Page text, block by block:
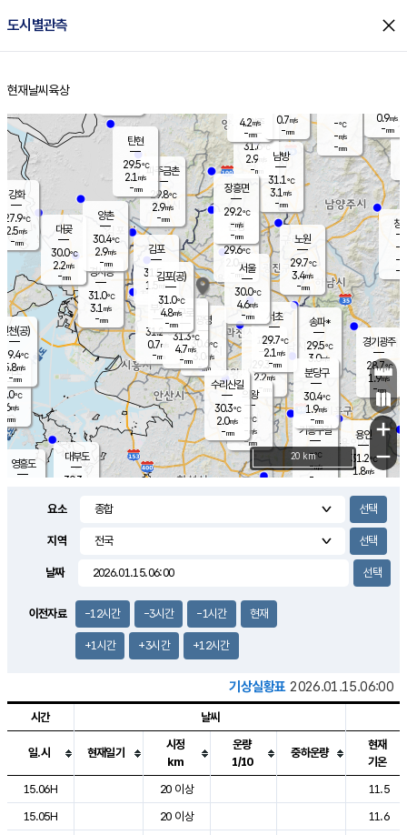
도시별관측 close
홈
현재날씨 육상
의도
℃
m/s
mm
영흥도
양주
31.6℃
2.9
-mm
과천
29.3℃
2.2m/s
- mm
용인
31.2℃
1.8m/s
경기광주
28.7℃
1.9m/s
-mm
3.5m/s
대부도
30.3
경서동
31.0℃
3.1 m/s
-mm
파주금촌
29.8℃
2.9m/s
-mm
-℃
-m/s
-mm
대곶
30.0℃
2.2m/s
-mm
창
-
-m/
-
탄현
29.5℃
2.1 m/s
-mm
0.9m/s
-mm
의왕
- ℃
-m/s
-mm
김포
31.5℃
1.5 m/s
mm
광명
30.6 ℃
3.0 m/s
-mm
부천
31.2℃
0.7m/s
-mm
양촌
30.4℃
2.9m/s
-mm
구로
31.3℃
4.7m/s
-mm
은평
29.6℃
2.0 m/s
- mm
노원
29.7℃
3.4m/s
-mm
송파*
29.5℃
3.0m/s
-mm
서초
29.7℃
2.1 m/s
-mm
남방
31.1℃
3.1 m/s
-mm
기흥구갈
-℃
-m/s
-
수리산길
30.3℃
2.0m/s
-mm
분당구
30.4℃
1.9m/s
-mm
장흥면
29.2℃
-m/s
-mm
4.2m/s
-mm
강화
27.9℃
2.5m/s
-mm
인천(공)
29.4℃
5.8m/s
-mm
김포(공)
31.0℃
4.8m/s
-mm
서울
30.0℃
4.6m/s
-mm
0.7m/s
-mm
+
−
20 km
요소
지역
날짜
이전자료 -12시간 -3시간 -1시간 현재
+1시간 +3시간 +12시간
기상실황표 2026.01.15.06:00
도시별 기상실황표로 지점, 날씨, 기온, 강수, 바람, 기압등을 안내한 표입
시간 날씨
일.시 현재일기
시정
km
운량
1/10
중하운량
현재
기온
15.06H
20 이상
11.5
15.05H
20 이상
11.6